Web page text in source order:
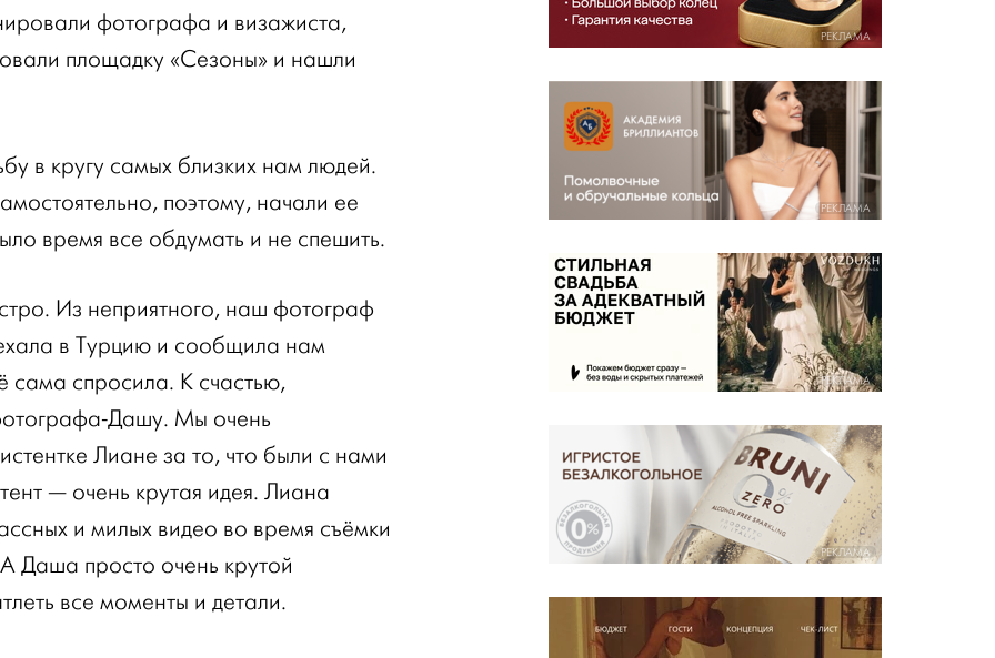
фотографа и визажиста,
площадку «Сезоны» и нашли
в кругу самых близких нам людей.
поэтому, начали ее
время все обдумать и не спешить.
Из неприятного, наш фотограф
в Турцию и сообщила нам
сама спросила. К счастью,
Дашу. Мы очень
Лиане за то, что были с нами
— очень крутая идея. Лиана
и милых видео во время съёмки
Даша просто очень крутой
все моменты и детали.
РЕКЛАМА
РЕКЛАМА
РЕКЛАМА
РЕКЛАМА